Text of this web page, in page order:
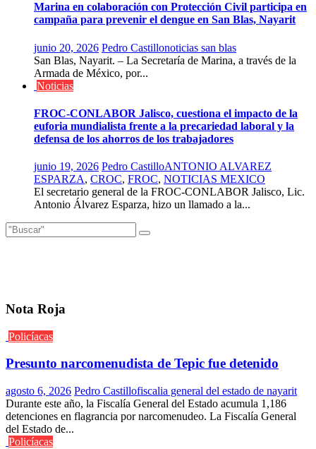
Marina en colaboración con Protección Civil participa en
campaña para prevenir el dengue en San Blas, Nayarit
junio 20, 2026 Pedro Castillonoticias san blas
San Blas, Nayarit. – La Secretaría de Marina, a través de la
Armada de México, por...
Noticias
FROC-CONLABOR Jalisco, cuestiona el impacto de la
euforia mundialista frente a la precariedad laboral y la
defensa de los ahorros de los trabajadores
junio 19, 2026 Pedro CastilloANTONIO ALVAREZ
ESPARZA, CROC, FROC, NOTICIAS MEXICO
El secretario general de la FROC-CONLABOR Jalisco, Lic.
Antonio Álvarez Esparza, hizo un llamado a la...
Nota Roja
Policíacas
Presunto narcomenudista de Tepic fue detenido
agosto 6, 2026 Pedro Castillofiscalia general del estado de nayarit
Durante este año, la Fiscalía General del Estado acumula 1,186
detenciones en flagrancia por narcomenudeo. La Fiscalía General
del Estado de...
Policíacas